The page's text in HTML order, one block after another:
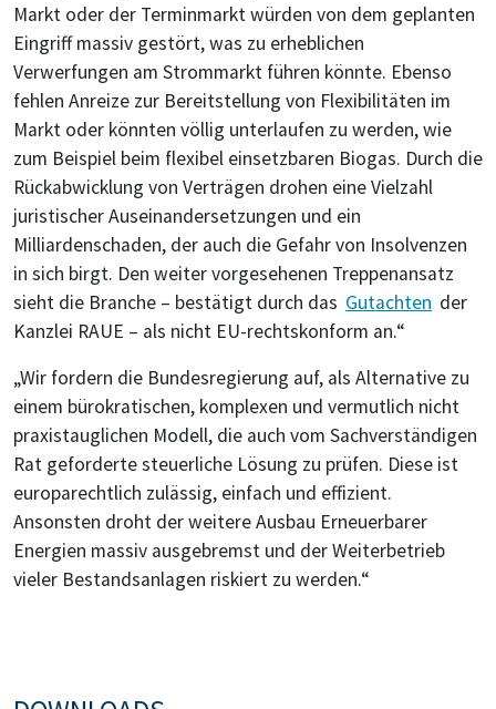
Markt oder der Terminmarkt würden von dem geplanten
Eingriff massiv gestört, was zu erheblichen
Verwerfungen am Strommarkt führen könnte. Ebenso
fehlen Anreize zur Bereitstellung von Flexibilitäten im
Markt oder könnten völlig unterlaufen zu werden, wie
zum Beispiel beim flexibel einsetzbaren Biogas. Durch die
Rückabwicklung von Verträgen drohen eine Vielzahl
juristischer Auseinandersetzungen und ein
Milliardenschaden, der auch die Gefahr von Insolvenzen
in sich birgt. Den weiter vorgesehenen Treppenansatz
sieht die Branche – bestätigt durch das Gutachten der
Kanzlei RAUE – als nicht EU-rechtskonform an.“
„Wir fordern die Bundesregierung auf, als Alternative zu
einem bürokratischen, komplexen und vermutlich nicht
praxistauglichen Modell, die auch vom Sachverständigen
Rat geforderte steuerliche Lösung zu prüfen. Diese ist
europarechtlich zulässig, einfach und effizient.
Ansonsten droht der weitere Ausbau Erneuerbarer
Energien massiv ausgebremst und der Weiterbetrieb
vieler Bestandsanlagen riskiert zu werden.“